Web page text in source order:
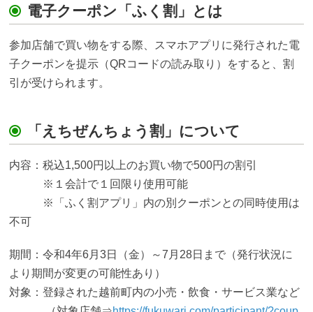
電子クーポン「ふく割」とは
参加店舗で買い物をする際、スマホアプリに発行された電
子クーポンを提示（QRコードの読み取り）をすると、割
引が受けられます。
「えちぜんちょう割」について
内容：税込1,500円以上のお買い物で500円の割引
※１会計で１回限り使用可能
※「ふく割アプリ」内の別クーポンとの同時使用は
不可
期間：令和4年6月3日（金）～7月28日まで（発行状況に
より期間が変更の可能性あり）
対象：登録された越前町内の小売・飲食・サービス業など